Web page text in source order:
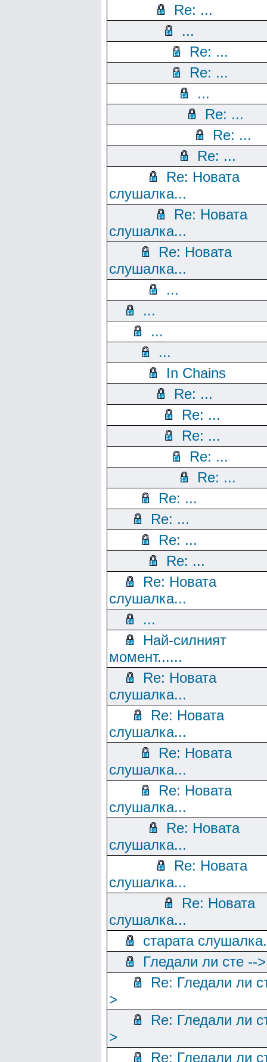
Re: ...
...
Re: ...
Re: ...
...
Re: ...
Re: ...
Re: ...
Re: Новата
слушалка...
Re: Новата
слушалка...
Re: Новата
слушалка...
...
...
...
...
In Chains
Re: ...
Re: ...
Re: ...
Re: ...
Re: ...
Re: ...
Re: ...
Re: ...
Re: ...
Re: Новата
слушалка...
...
Най-силният
момент......
Re: Новата
слушалка...
Re: Новата
слушалка...
Re: Новата
слушалка...
Re: Новата
слушалка...
Re: Новата
слушалка...
Re: Новата
слушалка...
Re: Новата
слушалка...
старата
Гледали ли сте -->
Re: Гледали ли
>
Re: Гледали ли
>
Re: Гледали ли